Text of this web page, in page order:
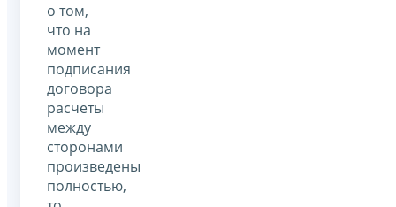
о том,
что на
момент
подписания
договора
расчеты
между
сторонами
произведены
полностью,